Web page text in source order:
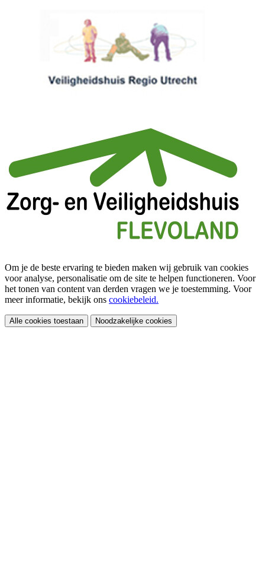
Om je de beste ervaring te bieden maken wij gebruik van cookies
voor analyse, personalisatie om de site te helpen functioneren. Voor
het tonen van content van derden vragen we je toestemming. Voor
meer informatie, bekijk ons cookiebeleid.
Alle cookies toestaan Noodzakelijke cookies